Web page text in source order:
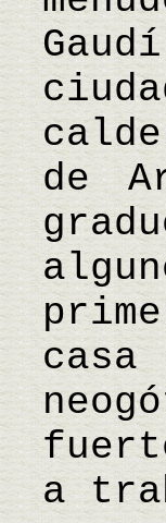
de
a